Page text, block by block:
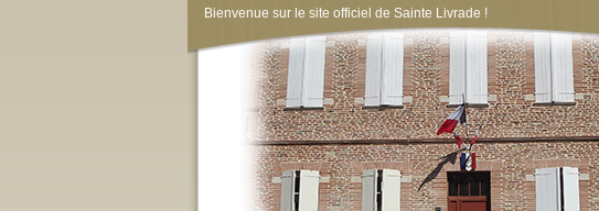
Bienvenue sur le site officiel de Sainte Livrade !